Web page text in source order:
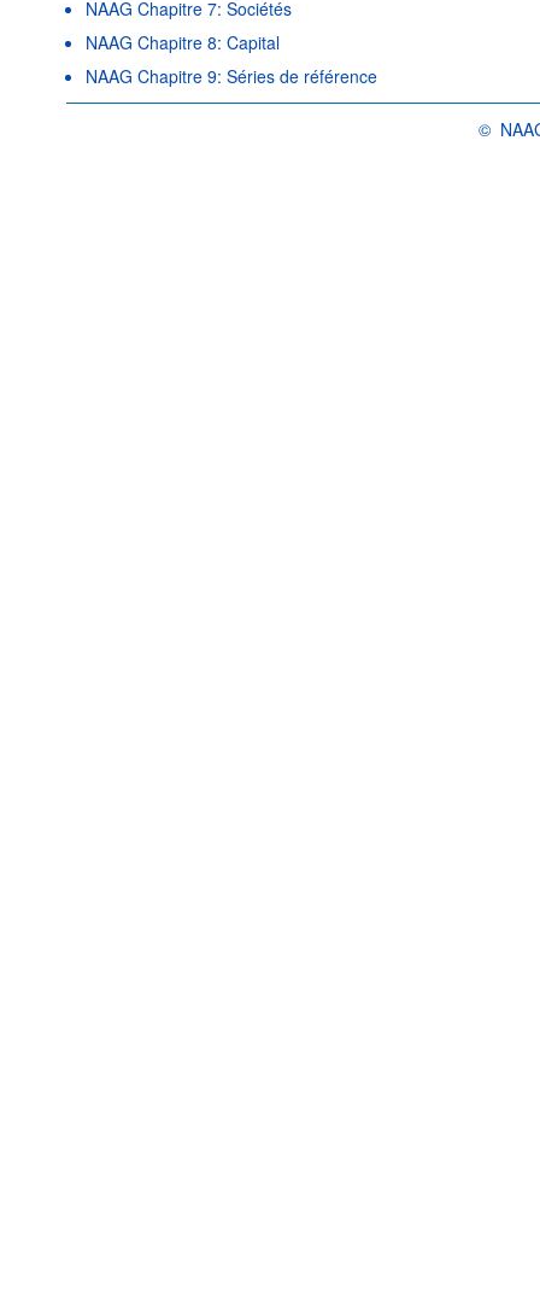
NAAG Chapitre 7: Sociétés
NAAG Chapitre 8: Capital
NAAG Chapitre 9: Séries de référence
©